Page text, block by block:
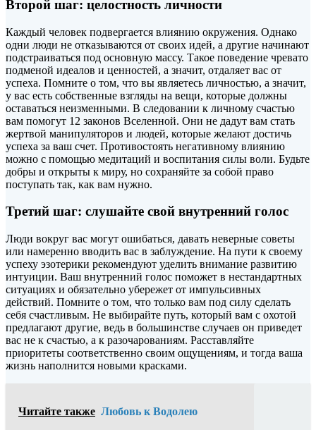
Второй шаг: целостность личности
Каждый человек подвергается влиянию окружения. Однако
одни люди не отказываются от своих идей, а другие начинают
подстраиваться под основную массу. Такое поведение чревато
подменой идеалов и ценностей, а значит, отдаляет вас от
успеха. Помните о том, что вы являетесь личностью, а значит,
у вас есть собственные взгляды на вещи, которые должны
оставаться неизменными. В следовании к личному счастью
вам помогут 12 законов Вселенной. Они не дадут вам стать
жертвой манипуляторов и людей, которые желают достичь
успеха за ваш счет. Противостоять негативному влиянию
можно с помощью медитаций и воспитания силы воли. Будьте
добры и открыты к миру, но сохраняйте за собой право
поступать так, как вам нужно.
Третий шаг: слушайте свой внутренний голос
Люди вокруг вас могут ошибаться, давать неверные советы
или намеренно вводить вас в заблуждение. На пути к своему
успеху эзотерики рекомендуют уделить внимание развитию
интуиции. Ваш внутренний голос поможет в нестандартных
ситуациях и обязательно убережет от импульсивных
действий. Помните о том, что только вам под силу сделать
себя счастливым. Не выбирайте путь, который вам с охотой
предлагают другие, ведь в большинстве случаев он приведет
вас не к счастью, а к разочарованиям. Расставляйте
приоритеты соответственно своим ощущениям, и тогда ваша
жизнь наполнится новыми красками.
Читайте также Любовь к Водолею